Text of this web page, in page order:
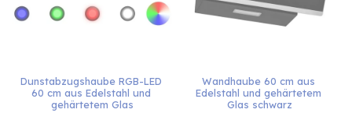
Dunstabzugshaube RGB-LED
60 cm aus Edelstahl und
gehärtetem Glas
Wandhaube 60 cm aus
Edelstahl und gehärtetem
Glas schwarz